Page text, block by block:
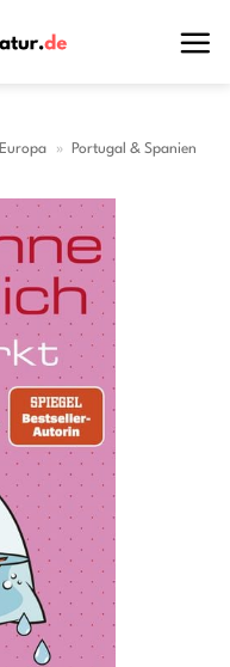
Europa » Portugal & Spanien